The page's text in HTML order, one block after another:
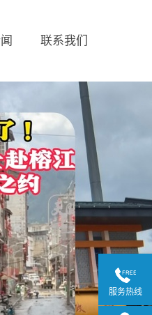
联系我们
服务热线